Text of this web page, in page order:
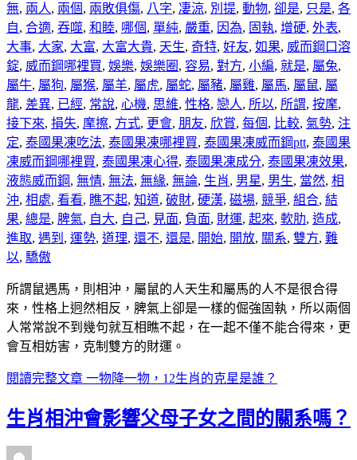
無, 兩人, 兩個, 兩敗俱傷, 八字, 凄涼, 別提, 動物, 卻是, 只是, 各
自, 合適, 吞噬, 和睦, 哪個, 單純, 嚴重, 因為, 固執, 增硬, 外表,
大事, 大家, 大富, 大富大貴, 天生, 奇特, 好友, 如果, 威而鋼口溶
錠, 威而鋼哪裡買, 娛樂, 娛樂圈 , 容易, 對方, 小編, 就是, 屬兔,
屬牛, 屬狗, 屬猴, 屬羊, 屬虎, 屬蛇, 屬豬, 屬雞, 屬馬, 屬鼠, 屬
龍, 差異, 已經, 常說, 心機, 思維, 性格, 戀人, 所以, 所謂, 按摩,
接下來, 損失, 摩擦, 方式, 更會, 朋友, 欣賞, 每個, 比較, 氣勢, 注
定, 泰國果凍吃法, 泰國果凍哪裡買, 泰國果凍威而鋼ptt, 泰國果
凍威而鋼哪裡買, 泰國果凍心得, 泰國果凍成分, 泰國果凍效果,
液態威而鋼, 無情, 無法, 無緣, 無論, 生肖, 男星, 男生, 當然, 相
沖, 相處, 看看, 瞧不起, 知道, 破財, 硬漢, 磁場, 競爭, 組合, 結
果, 總是, 脾氣, 自大, 自己, 見面, 負面, 財運, 起來, 軟肋, 造成,
進取, 遇到 , 運勢, 道理, 還不, 還是, 開始, 開放, 關系, 雙方, 難
以, 驕傲
所謂鼠遇馬，則相沖，屬鼠的人天生和屬馬的人不是很合得
來，性格上迥然相反，脾氣上卻是一樣的倔強固執，所以兩個
人常常說不到幾句就互相瞧不起，在一起不僅不能合得來，更
會互相妨害，克制雙方的財運。
閱讀完整文章 一物降一物，12生肖的克星是誰？
生肖相沖會影響父母子女之間的關系嗎？